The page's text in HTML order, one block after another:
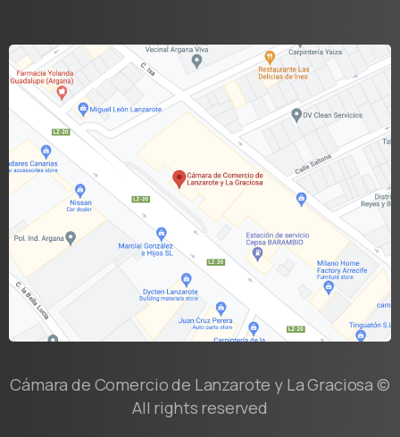
Cámara de Comercio de Lanzarote y La Graciosa ©
All rights reserved